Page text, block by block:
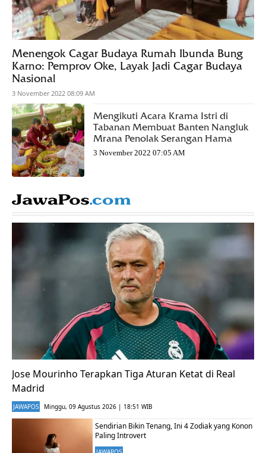
Menengok Cagar Budaya Rumah Ibunda Bung
Karno: Pemprov Oke, Layak Jadi Cagar Budaya
Nasional
3 November 2022 08:09 AM
Mengikuti Acara Krama Istri di
Tabanan Membuat Banten Nangluk
Mrana Penolak Serangan Hama
3 November 2022 07:05 AM
BLOCK TITLE